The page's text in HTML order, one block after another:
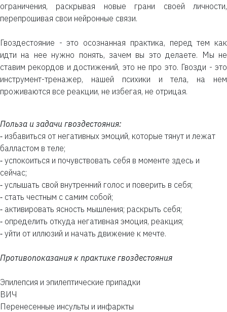
ограничения, раскрывая новые грани своей личности,
перепрошивая свои нейронные связи.
Гвоздестояние - это осознанная практика, перед тем как
идти на нее нужно понять, зачем вы это делаете. Мы не
ставим рекордов и достижений, это не про это. Гвозди - это
инструмент-тренажер, нашей психики и тела, на нем
проживаются все реакции, не избегая, не отрицая.
Польза и задачи гвоздестояния:
⁃ избавиться от негативных эмоций, которые тянут и лежат
балластом в теле;
⁃ успокоиться и почувствовать себя в моменте здесь и
сейчас;
⁃ услышать свой внутренний голос и поверить в себя;
⁃ стать честным с самим собой;
⁃ активировать ясность мышления; раскрыть себя;
⁃ определить откуда негативная эмоция, реакция;
⁃ уйти от иллюзий и начать движение к мечте.
Противопоказания к практике гвоздестояния
Эпилепсия и эпилептические припадки
ВИЧ
Перенесенные инсульты и инфаркты